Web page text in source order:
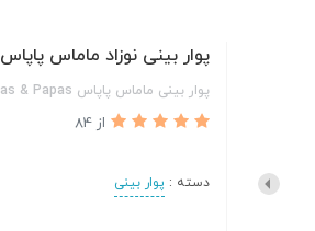
پوار بینی نوزاد ماماس پاپاس mamas & papas
پوار بینی ماماس پاپاس Mamas & Papas
از 84
دسته : پوار بینی